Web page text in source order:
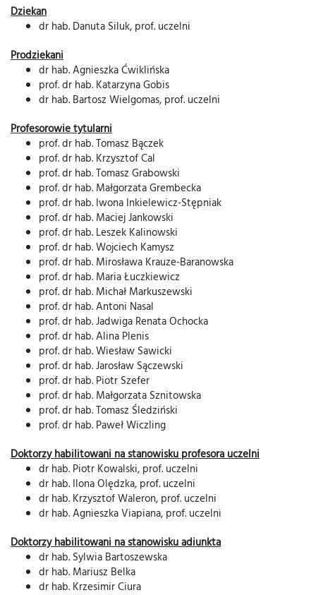
Dziekan
dr hab. Danuta Siluk, prof. uczelni
Prodziekani
dr hab. Agnieszka Ćwiklińska
prof. dr hab. Katarzyna Gobis
dr hab. Bartosz Wielgomas, prof. uczelni
Profesorowie tytularni
prof. dr hab. Tomasz Bączek
prof. dr hab. Krzysztof Cal
prof. dr hab. Tomasz Grabowski
prof. dr hab. Małgorzata Grembecka
prof. dr hab. Iwona Inkielewicz-Stępniak
prof. dr hab. Maciej Jankowski
prof. dr hab. Leszek Kalinowski
prof. dr hab. Wojciech Kamysz
prof. dr hab. Mirosława Krauze-Baranowska
prof. dr hab. Maria Łuczkiewicz
prof. dr hab. Michał Markuszewski
prof. dr hab. Antoni Nasal
prof. dr hab. Jadwiga Renata Ochocka
prof. dr hab. Alina Plenis
prof. dr hab. Wiesław Sawicki
prof. dr hab. Jarosław Sączewski
prof. dr hab. Piotr Szefer
prof. dr hab. Małgorzata Sznitowska
prof. dr hab. Tomasz Śledziński
prof. dr hab. Paweł Wiczling
Doktorzy habilitowani na stanowisku profesora uczelni
dr hab. Piotr Kowalski, prof. uczelni
dr hab. Ilona Olędzka, prof. uczelni
dr hab. Krzysztof Waleron, prof. uczelni
dr hab. Agnieszka Viapiana, prof. uczelni
Doktorzy habilitowani na stanowisku adiunkta
dr hab. Sylwia Bartoszewska
dr hab. Mariusz Belka
dr hab. Krzesimir Ciura